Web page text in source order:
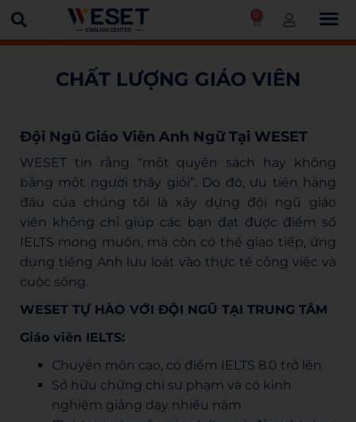
0
Trang chủ Chất lượng giáo viên
CHẤT LƯỢNG GIÁO VIÊN
Đội Ngũ Giáo Viên Anh Ngữ Tại WESET
WESET tin rằng “một quyển sách hay không
bằng một người thầy giỏi”. Do đó, ưu tiên hàng
đầu của chúng tôi là xây dựng đội ngũ giáo
viên không chỉ giúp các bạn đạt được điểm số
IELTS mong muốn, mà còn có thể giao tiếp, ứng
dụng tiếng Anh lưu loát vào thực tế công việc và
cuộc sống.
WESET TỰ HÀO VỚI ĐỘI NGŨ TẠI TRUNG TÂM
Giáo viên IELTS:
Chuyên môn cao, có điểm IELTS 8.0 trở lên
Sở hữu chứng chỉ sư phạm và có kinh
nghiệm giảng dạy nhiều năm